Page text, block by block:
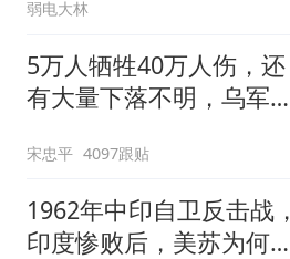
弱电大林
5万人牺牲40万人伤，还
有大量下落不明，乌军伤
宋忠平 4097跟贴
1962年中印自卫反击战，
印度惨败后，美苏为何不